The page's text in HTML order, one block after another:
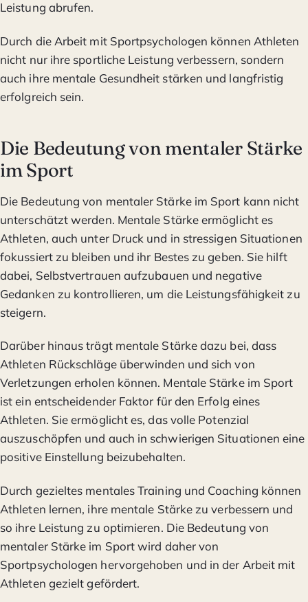
Leistung abrufen.
Durch die Arbeit mit Sportpsychologen können Athleten
nicht nur ihre sportliche Leistung verbessern, sondern
auch ihre mentale Gesundheit stärken und langfristig
erfolgreich sein.
Die Bedeutung von mentaler Stärke
im Sport
Die Bedeutung von mentaler Stärke im Sport kann nicht
unterschätzt werden. Mentale Stärke ermöglicht es
Athleten, auch unter Druck und in stressigen Situationen
fokussiert zu bleiben und ihr Bestes zu geben. Sie hilft
dabei, Selbstvertrauen aufzubauen und negative
Gedanken zu kontrollieren, um die Leistungsfähigkeit zu
steigern.
Darüber hinaus trägt mentale Stärke dazu bei, dass
Athleten Rückschläge überwinden und sich von
Verletzungen erholen können. Mentale Stärke im Sport
ist ein entscheidender Faktor für den Erfolg eines
Athleten. Sie ermöglicht es, das volle Potenzial
auszuschöpfen und auch in schwierigen Situationen eine
positive Einstellung beizubehalten.
Durch gezieltes mentales Training und Coaching können
Athleten lernen, ihre mentale Stärke zu verbessern und
so ihre Leistung zu optimieren. Die Bedeutung von
mentaler Stärke im Sport wird daher von
Sportpsychologen hervorgehoben und in der Arbeit mit
Athleten gezielt gefördert.